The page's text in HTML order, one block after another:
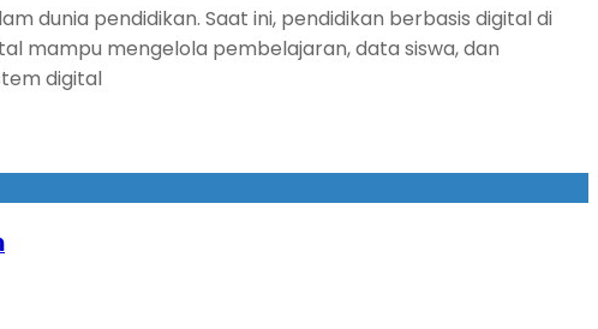
dunia pendidikan. Saat ini, pendidikan berbasis digital di
mampu mengelola pembelajaran, data siswa, dan
digital